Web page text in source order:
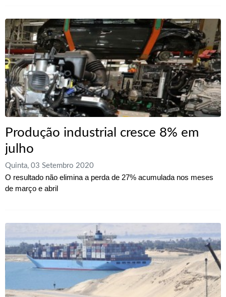
Produção industrial cresce 8% em
julho
Quinta, 03 Setembro 2020
O resultado não elimina a perda de 27% acumulada nos meses
de março e abril